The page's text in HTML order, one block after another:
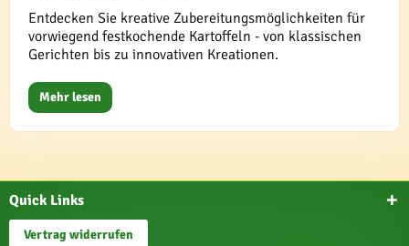
Entdecken Sie kreative Zubereitungsmöglichkeiten für
vorwiegend festkochende Kartoffeln - von klassischen
Gerichten bis zu innovativen Kreationen.
Mehr lesen
Quick Links
Vertrag widerrufen